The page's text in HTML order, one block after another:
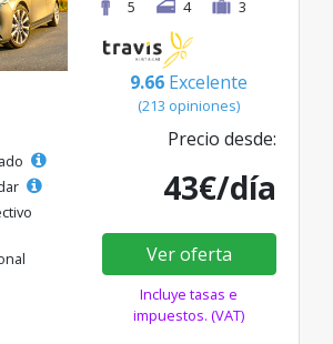
5
4 3
9.66 Excelente
(213 opiniones)
Precio desde:
43€/día
Ver oferta
Incluye tasas e
impuestos. (VAT)